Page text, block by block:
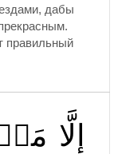
дабы
правильный
إِلَّا